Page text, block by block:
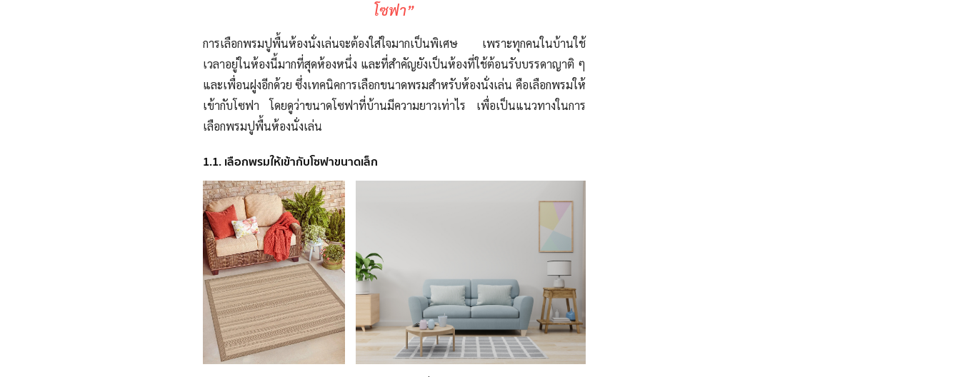
โซฟา”
การเลือกพรมปูพื้นห้องนั่งเล่นจะต้องใส่ใจมากเป็นพิเศษ เพราะทุกคนในบ้านใช้
เวลาอยู่ในห้องนี้มากที่สุดห้องหนึ่ง และที่สำคัญยังเป็นห้องที่ใช้ต้อนรับบรรดาญาติ ๆ
และเพื่อนฝูงอีกด้วย ซึ่งเทคนิคการเลือกขนาดพรมสำหรับห้องนั่งเล่น คือเลือกพรมให้
เข้ากับโซฟา โดยดูว่าขนาดโซฟาที่บ้านมีความยาวเท่าไร เพื่อเป็นแนวทางในการ
เลือกพรมปูพื้นห้องนั่งเล่น
1.1. เลือกพรมให้เข้ากับโซฟาขนาดเล็ก